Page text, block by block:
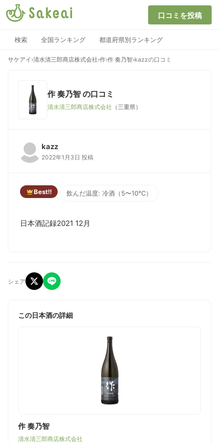
口コミを投稿
検索 全国ランキング 都道府県別ランキング
サケアイ ›清水清三郎商店株式会社›作›作 奏乃智›kazzの口コミ
作 奏乃智 の口コミ
清水清三郎商店株式会社 （三重県）
kazz
2022年1月3日 投稿
Best!! 飲んだ温度: 冷酒（5〜10℃）
日本酒記録2021 12月
シェア
この日本酒の詳細
作 奏乃智
清水清三郎商店株式会社